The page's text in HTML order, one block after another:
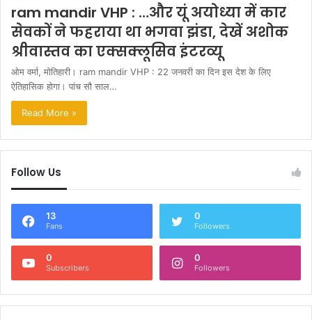
ram mandir VHP : …और यूं अयोध्या में कार
सेवकों ने फहराया था भगवा झंडा, देखें अशोक
श्रीवास्तव का एक्सक्लूसिव इंटरव्यू
ओम वर्मा, मोतिहारी। ram mandir VHP : 22 जनवरी का दिन इस देश के लिए
ऐतिहासिक होगा। पांच सौ साल…
Read More »
Follow Us
13
Fans
0
Followers
0
Subscribers
0
Followers